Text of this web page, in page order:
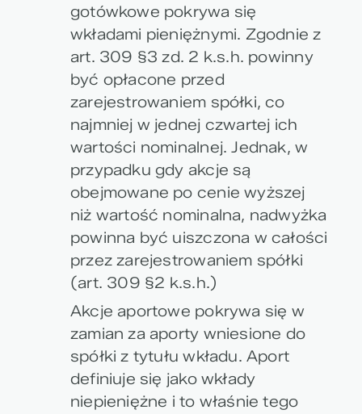
gotówkowe pokrywa się
wkładami pieniężnymi. Zgodnie z
art. 309 §3 zd. 2 k.s.h. powinny
być opłacone przed
zarejestrowaniem spółki, co
najmniej w jednej czwartej ich
wartości nominalnej. Jednak, w
przypadku gdy akcje są
obejmowane po cenie wyższej
niż wartość nominalna, nadwyżka
powinna być uiszczona w całości
przez zarejestrowaniem spółki
(art. 309 §2 k.s.h.)
Akcje aportowe pokrywa się w
zamian za aporty wniesione do
spółki z tytułu wkładu. Aport
definiuje się jako wkłady
niepieniężne i to właśnie tego